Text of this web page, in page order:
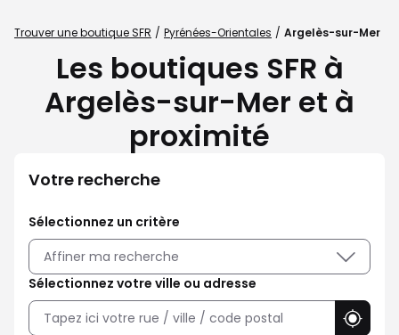
Trouver une boutique SFR Pyrénées-Orientales Argelès-sur-Mer
Les boutiques SFR à
Argelès-sur-Mer et à
proximité
Votre recherche
Sélectionnez un critère
Affiner ma recherche
Sélectionnez votre ville ou adresse